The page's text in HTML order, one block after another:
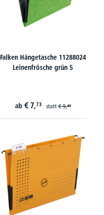
Falken Hängetasche 11288024
Leinenfrösche grün 5
ab € 7,73 statt€ 9,49